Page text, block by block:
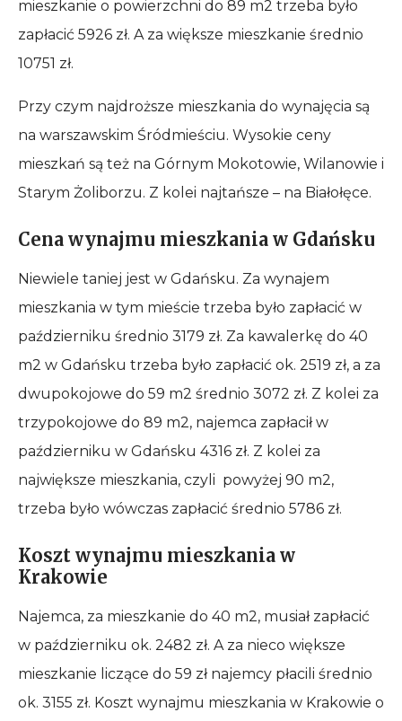
mieszkanie o powierzchni do 89 m2 trzeba było
zapłacić 5926 zł. A za większe mieszkanie średnio
10751 zł.
Przy czym najdroższe mieszkania do wynajęcia są
na warszawskim Śródmieściu. Wysokie ceny
mieszkań są też na Górnym Mokotowie, Wilanowie i
Starym Żoliborzu. Z kolei najtańsze – na Białołęce.
Cena wynajmu mieszkania w Gdańsku
Niewiele taniej jest w Gdańsku. Za wynajem
mieszkania w tym mieście trzeba było zapłacić w
październiku średnio 3179 zł. Za kawalerkę do 40
m2 w Gdańsku trzeba było zapłacić ok. 2519 zł, a za
dwupokojowe do 59 m2 średnio 3072 zł. Z kolei za
trzypokojowe do 89 m2, najemca zapłacił w
październiku w Gdańsku 4316 zł. Z kolei za
największe mieszkania, czyli powyżej 90 m2,
trzeba było wówczas zapłacić średnio 5786 zł.
Koszt wynajmu mieszkania w
Krakowie
Najemca, za mieszkanie do 40 m2, musiał zapłacić
w październiku ok. 2482 zł. A za nieco większe
mieszkanie liczące do 59 zł najemcy płacili średnio
ok. 3155 zł. Koszt wynajmu mieszkania w Krakowie o